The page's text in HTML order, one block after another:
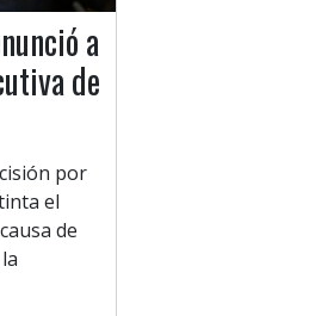
a
de
por
el
de